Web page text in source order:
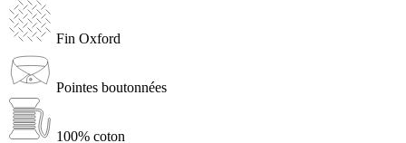
Fin Oxford
Pointes boutonnées
100% coton